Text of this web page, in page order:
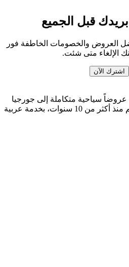
قبل الجميع
العروض والخصومات الخاطفة فور
الإلغاء متى شئت.
اشترك الآن
عروضاً سياحية متكاملة إلى جورجيا
والقوقاز وأجمل وجهات العالم منذ أكثر من 10 سنوات، بخدمة عربية